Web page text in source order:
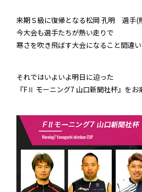
来期Ｓ級に復帰となる松岡 孔明 選手(
今大会も選手たちが熱い走りで
寒さを吹き飛ばす大会になること間違
それではいよいよ明日に迫った
『FⅡ モーニング7 山口新聞社杯』をお